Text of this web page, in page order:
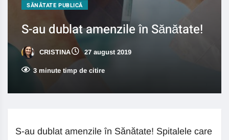
SĂNĂTATE PUBLICĂ
S-au dublat amenzile în Sănătate!
CRISTINA 27 august 2019
3 minute timp de citire
S-au dublat amenzile în Sănătate! Spitalele care